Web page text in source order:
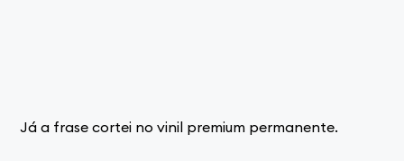
Já a frase cortei no vinil premium permanente.